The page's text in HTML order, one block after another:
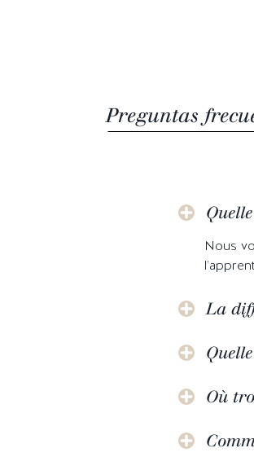
Preguntas
Nous
La
Où